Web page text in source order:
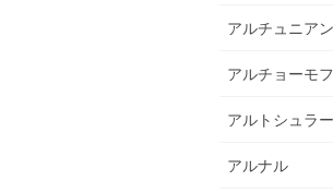
アルチュニアン
アルチョーモフ
アルトシュラ
アルナル